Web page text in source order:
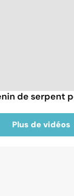
de serpent
Plus de vidéos